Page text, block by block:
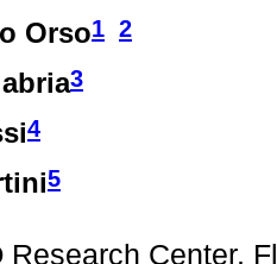
Orso1 2
3
4
5
Research Center,